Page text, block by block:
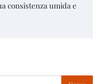
consistenza umida e